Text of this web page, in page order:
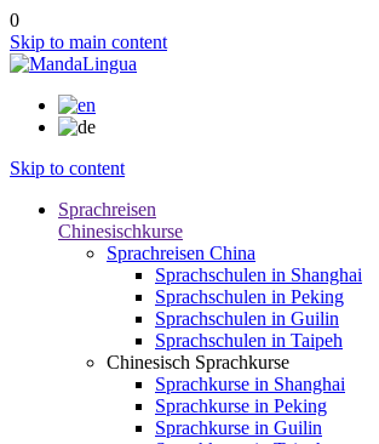
0
Skip to main content
Skip to content
Sprachreisen
Chinesischkurse
Sprachreisen China
Sprachschulen in Shanghai
Sprachschulen in Peking
Sprachschulen in Guilin
Sprachschulen in Taipeh
Chinesisch Sprachkurse
Sprachkurse in Shanghai
Sprachkurse in Peking
Sprachkurse in Guilin